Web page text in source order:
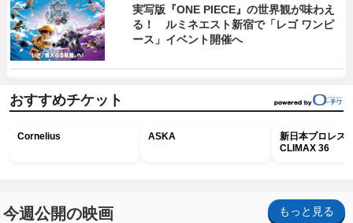
実写版『ONE PIECE』の世界観が味わえ
る！ ルミネエスト新宿で「レゴ ワンピ
ース」イベント開催へ
おすすめチケット
Cornelius ASKA
新日本プロレス
CLIMAX 36
今週公開の映画 もっと見る